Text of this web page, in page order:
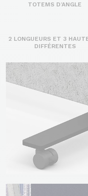
TOTEMS D’ANGLE
2 LONGUEURS ET 3
DIFFÉRENTES